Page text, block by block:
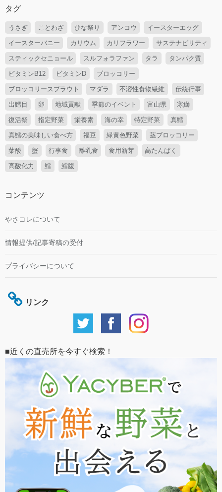
タグ
うさぎ ことわざ ひな祭り アンコウ イースターエッグ
イースターバニー カリウム カリフラワー サステナビリティ
スティックセニョール スルフォラファン タラ タンパク質
ビタミンB12 ビタミンD ブロッコリー
ブロッコリースプラウト マダラ 不溶性食物繊維 伝統行事
出鱈目 卵 地域貢献 季節のイベント 富山県 寒鰤
復活祭 指定野菜 栄養素 海の幸 特定野菜 真鱈
真鱈の美味しい食べ方 福豆 緑黄色野菜 茎ブロッコリー
葉酸 蟹 行事食 離乳食 食用新芽 高たんぱく
高酸化力 鱈 鱈腹
コンテンツ
やさコレについて
情報提供/記事寄稿の受付
プライバシーについて
リンク
■近くの直売所を今すぐ検索！